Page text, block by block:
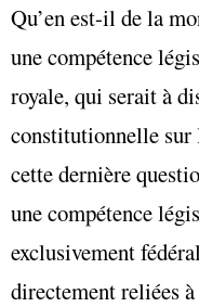
Qu’en est-il de la
une compétence
royale, qui serait à
constitutionnelle sur
cette dernière
une compétence
exclusivement
directement reliées